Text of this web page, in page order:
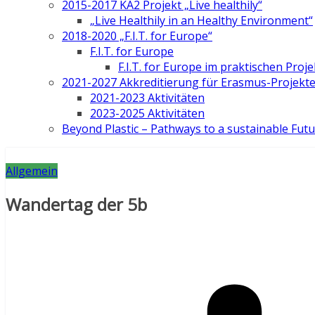
2015-2017 KA2 Projekt „Live healthily“
„Live Healthily in an Healthy Environment“
2018-2020 „F.I.T. for Europe“
F.I.T. for Europe
F.I.T. for Europe im praktischen
2021-2027 Akkreditierung für Erasmus-Projekte
2021-2023 Aktivitäten
2023-2025 Aktivitäten
Beyond Plastic – Pathways to a sustainable
Allgemein
Wandertag der 5b